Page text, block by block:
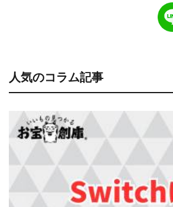
人気のコラム記事